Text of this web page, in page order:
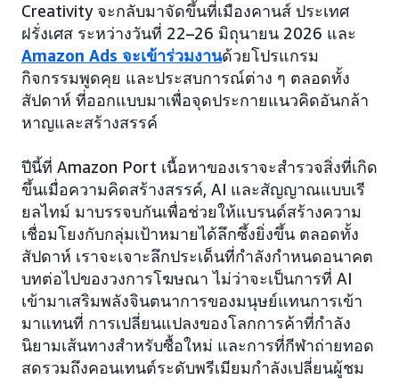
Creativity จะกลับมาจัดขึ้นที่เมืองคานส์ ประเทศ
ฝรั่งเศส ระหว่างวันที่ 22–26 มิถุนายน 2026 และ
Amazon Ads จะเข้าร่วมงานด้วยโปรแกรม
กิจกรรมพูดคุย และประสบการณ์ต่าง ๆ ตลอดทั้ง
สัปดาห์ ที่ออกแบบมาเพื่อจุดประกายแนวคิดอันกล้า
หาญและสร้างสรรค์
ปีนี้ที่ Amazon Port เนื้อหาของเราจะสำรวจสิ่งที่เกิด
ขึ้นเมื่อความคิดสร้างสรรค์, AI และสัญญาณแบบเรี
ยลไทม์ มาบรรจบกันเพื่อช่วยให้แบรนด์สร้างความ
เชื่อมโยงกับกลุ่มเป้าหมายได้ลึกซึ้งยิ่งขึ้น ตลอดทั้ง
สัปดาห์ เราจะเจาะลึกประเด็นที่กำลังกำหนดอนาคต
บทต่อไปของวงการโฆษณา ไม่ว่าจะเป็นการที่ AI
เข้ามาเสริมพลังจินตนาการของมนุษย์แทนการเข้า
มาแทนที่ การเปลี่ยนแปลงของโลกการค้าที่กำลัง
นิยามเส้นทางสำหรับซื้อใหม่ และการที่กีฬาถ่ายทอด
สดรวมถึงคอนเทนต์ระดับพรีเมียมกำลังเปลี่ยนผู้ชม